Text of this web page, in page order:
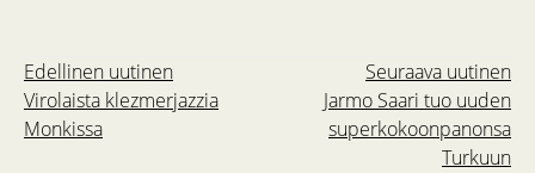
Seuraava uutinen
Jarmo Saari tuo uuden
superkokoonpanonsa
Turkuun
Edellinen uutinen
Virolaista klezmerjazzia
Monkissa